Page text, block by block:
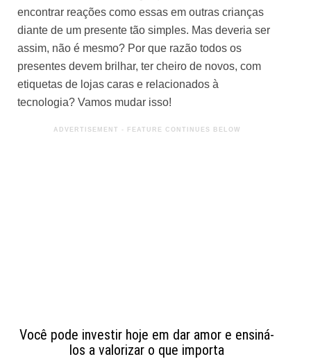
encontrar reações como essas em outras crianças
diante de um presente tão simples. Mas deveria ser
assim, não é mesmo? Por que razão todos os
presentes devem brilhar, ter cheiro de novos, com
etiquetas de lojas caras e relacionados à
tecnologia? Vamos mudar isso!
Você pode investir hoje em dar amor e ensiná-
los a valorizar o que importa